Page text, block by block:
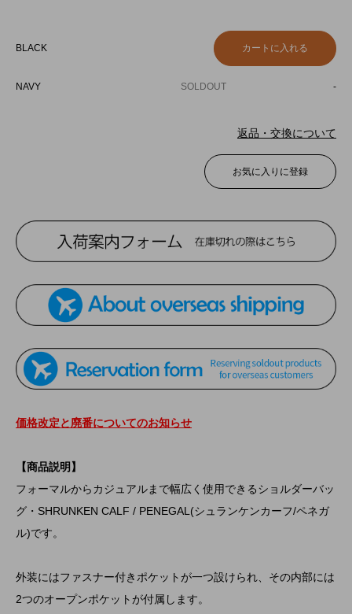
BLACK
NAVY SOLDOUT -
返品・交換について
お気に入りに登録
価格改定と廃番についてのお知らせ
【商品説明】
フォーマルからカジュアルまで幅広く使用できるショルダーバッ
グ・SHRUNKEN CALF / PENEGAL(シュランケンカーフ/ペネガ
ル)です。
外装にはファスナー付きポケットが一つ設けられ、その内部には
2つのオープンポケットが付属します。